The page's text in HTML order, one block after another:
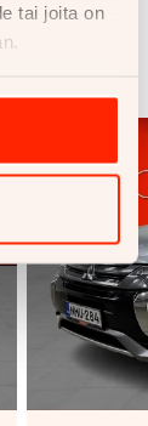
tai joita on